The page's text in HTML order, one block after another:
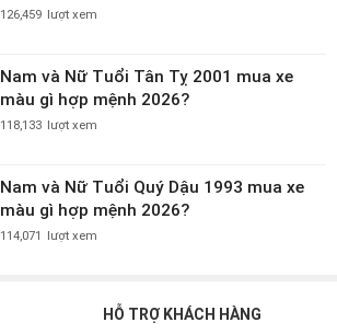
126,459 lượt xem
Nam và Nữ Tuổi Tân Tỵ 2001 mua xe
màu gì hợp mệnh 2026?
118,133 lượt xem
Nam và Nữ Tuổi Quý Dậu 1993 mua xe
màu gì hợp mệnh 2026?
114,071 lượt xem
HỖ TRỢ KHÁCH HÀNG